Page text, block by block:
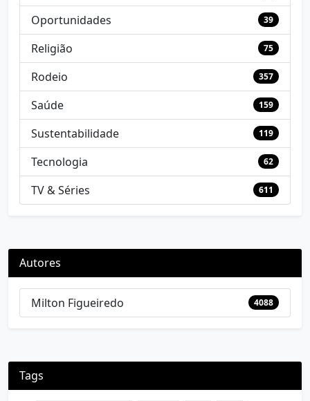
Oportunidades 39
Religião 75
Rodeio 357
Saúde 159
Sustentabilidade 119
Tecnologia 62
TV & Séries 611
Autores
Milton Figueiredo 4088
Tags